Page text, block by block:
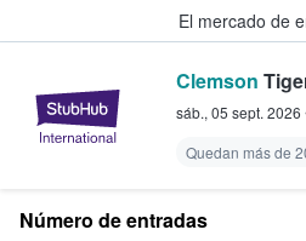
El mercado de
StubHub:
Clemson
sáb., 05 sept. 2026
Quedan más de
Número de entradas